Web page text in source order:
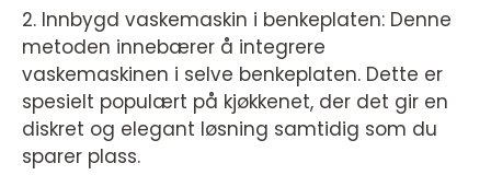
2. Innbygd vaskemaskin i benkeplaten: Denne
metoden innebærer å integrere
vaskemaskinen i selve benkeplaten. Dette er
spesielt populært på kjøkkenet, der det gir en
diskret og elegant løsning samtidig som du
sparer plass.